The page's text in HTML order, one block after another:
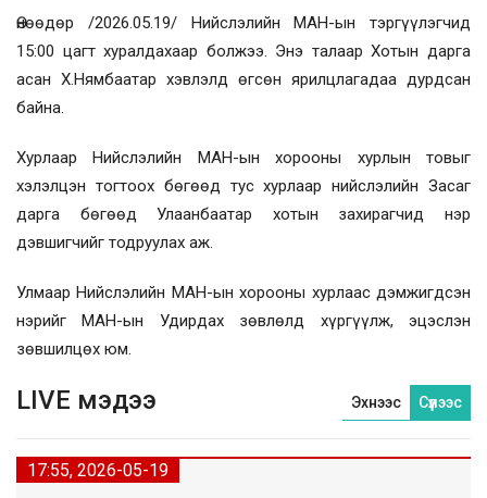
Өнөөдөр /2026.05.19/ Нийслэлийн МАН-ын тэргүүлэгчид
15:00 цагт хуралдахаар болжээ. Энэ талаар Хотын дарга
асан Х.Нямбаатар хэвлэлд өгсөн ярилцлагадаа дурдсан
байна.
Хурлаар Нийслэлийн МАН-ын хорооны хурлын товыг
хэлэлцэн тогтоох бөгөөд тус хурлаар нийслэлийн Засаг
дарга бөгөөд Улаанбаатар хотын захирагчид нэр
дэвшигчийг тодруулах аж.
Улмаар Нийслэлийн МАН-ын хорооны хурлаас дэмжигдсэн
нэрийг МАН-ын Удирдах зөвлөлд хүргүүлж, эцэслэн
зөвшилцөх юм.
LIVE мэдээ Эхнээс Сүүлээс
17:55, 2026-05-19